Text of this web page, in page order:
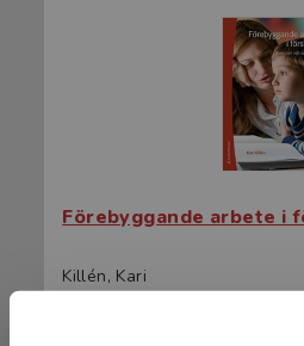
Förebyggande arbete i
Killén, Kari